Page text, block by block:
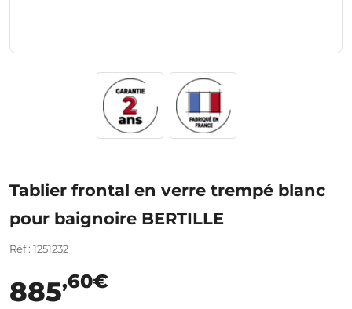
Tablier frontal en verre trempé blanc
pour baignoire BERTILLE
Réf : 1251232
885,60€